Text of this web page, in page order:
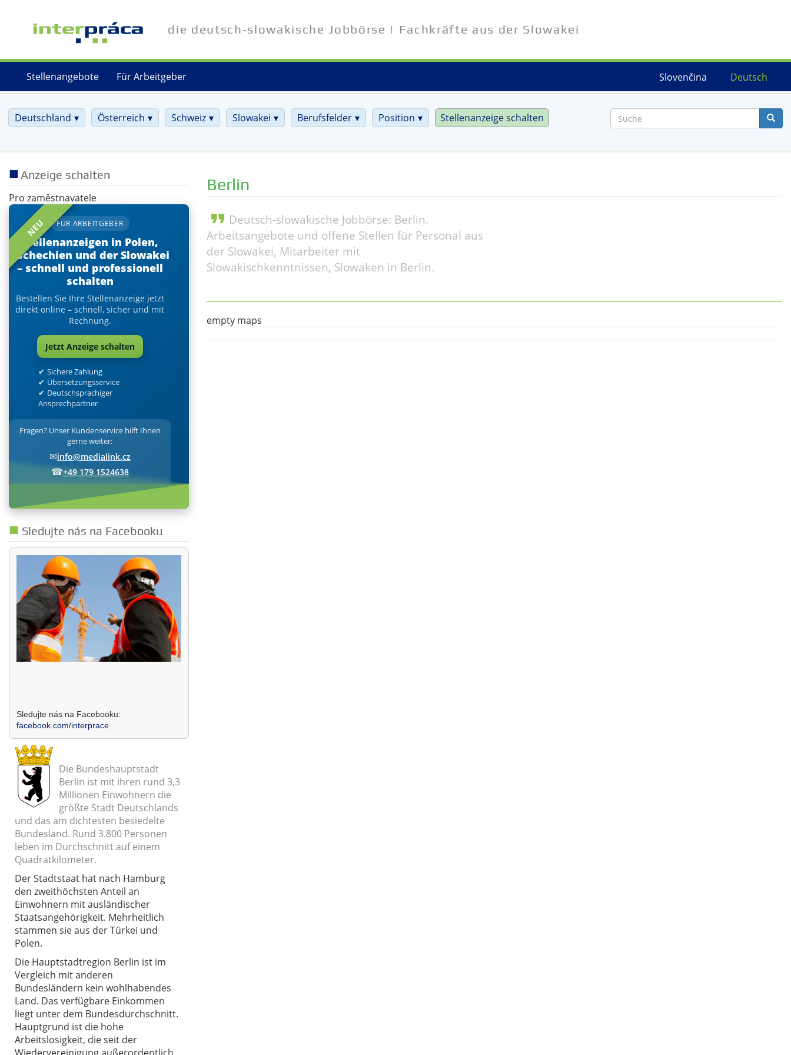
Deutsch
Slovenčina
die deutsch-slowakische Jobbörse | Fachkräfte aus der Slowakei
Stellenangebote Für Arbeitgeber
Deutschland Österreich Schweiz Slowakei Berufsfelder Position Stellenanzeige schalten
Anzeige schalten
Pro zaměstnavatele
NEU FÜR ARBEITGEBER
Stellenanzeigen in Polen,
Tschechien und der Slowakei
– schnell und professionell
schalten
Bestellen Sie Ihre Stellenanzeige jetzt
direkt online – schnell, sicher und mit
Rechnung.
Jetzt Anzeige schalten
Sichere Zahlung
Übersetzungsservice
Deutschsprachiger
Ansprechpartner
Fragen? Unser Kundenservice hilft Ihnen
gerne weiter:
✉info@medialink.cz
☎+49 179 1524638
Sledujte nás na Facebooku
Sledujte nás na Facebooku:
facebook.com/interprace
Die Bundeshauptstadt
Berlin ist mit ihren rund 3,3
Millionen Einwohnern die
größte Stadt Deutschlands
und das am dichtesten besiedelte
Bundesland. Rund 3.800 Personen
leben im Durchschnitt auf einem
Quadratkilometer.
Der Stadtstaat hat nach Hamburg
den zweithöchsten Anteil an
Einwohnern mit ausländischer
Staatsangehörigkeit. Mehrheitlich
stammen sie aus der Türkei und
Polen.
Die Hauptstadtregion Berlin ist im
Vergleich mit anderen
Bundesländern kein wohlhabendes
Land. Das verfügbare Einkommen
liegt unter dem Bundesdurchschnitt.
Hauptgrund ist die hohe
Arbeitslosigkeit, die seit der
Wiedervereinigung außerordentlich
Berlin
format_quote Deutsch-slowakische Jobbörse: Berlin.
Arbeitsangebote und offene Stellen für Personal aus
der Slowakei, Mitarbeiter mit
Slowakischkenntnissen, Slowaken in Berlin.
empty maps